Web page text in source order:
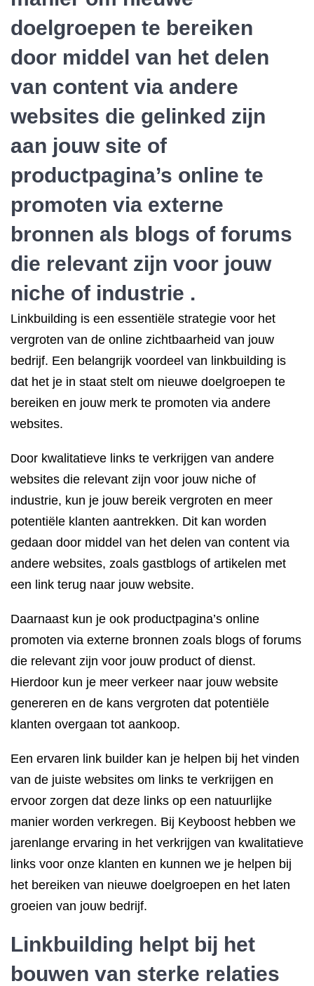
doelgroepen te bereiken
door middel van het delen
van content via andere
websites die gelinked zijn
aan jouw site of
productpagina’s online te
promoten via externe
bronnen als blogs of forums
die relevant zijn voor jouw
niche of industrie .
Linkbuilding is een essentiële strategie voor het
vergroten van de online zichtbaarheid van jouw
bedrijf. Een belangrijk voordeel van linkbuilding is
dat het je in staat stelt om nieuwe doelgroepen te
bereiken en jouw merk te promoten via andere
websites.
Door kwalitatieve links te verkrijgen van andere
websites die relevant zijn voor jouw niche of
industrie, kun je jouw bereik vergroten en meer
potentiële klanten aantrekken. Dit kan worden
gedaan door middel van het delen van content via
andere websites, zoals gastblogs of artikelen met
een link terug naar jouw website.
Daarnaast kun je ook productpagina’s online
promoten via externe bronnen zoals blogs of forums
die relevant zijn voor jouw product of dienst.
Hierdoor kun je meer verkeer naar jouw website
genereren en de kans vergroten dat potentiële
klanten overgaan tot aankoop.
Een ervaren link builder kan je helpen bij het vinden
van de juiste websites om links te verkrijgen en
ervoor zorgen dat deze links op een natuurlijke
manier worden verkregen. Bij Keyboost hebben we
jarenlange ervaring in het verkrijgen van kwalitatieve
links voor onze klanten en kunnen we je helpen bij
het bereiken van nieuwe doelgroepen en het laten
groeien van jouw bedrijf.
Linkbuilding helpt bij het
bouwen van sterke relaties